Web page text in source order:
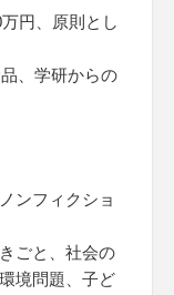
円、原則とし
、学研からの
ンフィクショ
ごと、社会の
境問題、子ど